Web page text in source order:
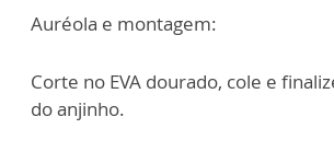
Auréola e montagem:
Corte no EVA dourado, cole e
do anjinho.